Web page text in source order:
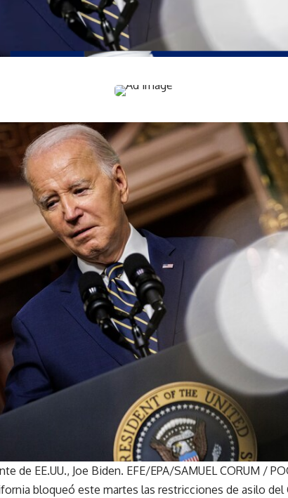
de EE.UU., Joe Biden. EFE/EPA/SAMUEL CORUM /
bloqueó este martes las restricciones de asilo del